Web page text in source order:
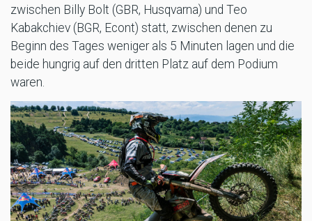
zwischen Billy Bolt (GBR, Husqvarna) und Teo
Kabakchiev (BGR, Econt) statt, zwischen denen zu
Beginn des Tages weniger als 5 Minuten lagen und die
beide hungrig auf den dritten Platz auf dem Podium
waren.